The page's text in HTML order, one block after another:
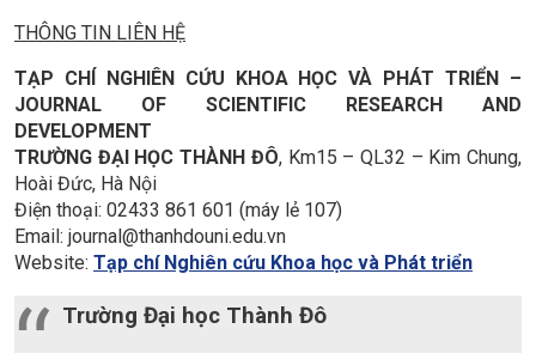
THÔNG TIN LIÊN HỆ
TẠP CHÍ NGHIÊN CỨU KHOA HỌC VÀ PHÁT TRIỂN –
JOURNAL OF SCIENTIFIC RESEARCH AND
DEVELOPMENT
TRƯỜNG ĐẠI HỌC THÀNH ĐÔ, Km15 – QL32 – Kim Chung,
Hoài Đức, Hà Nội
Điện thoại: 02433 861 601 (máy lẻ 107)
Email: journal@thanhdouni.edu.vn
Website: Tạp chí Nghiên cứu Khoa học và Phát triển
Trường Đại học Thành Đô